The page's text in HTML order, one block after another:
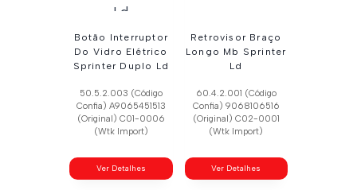
Botão Interruptor
Do Vidro Elétrico
Sprinter Duplo Ld
50.5.2.003 (Código
Confia) A9065451513
(Original) C01-0006
(Wtk Import)
Ver Detalhes
Retrovisor Braço
Longo Mb Sprinter
Ld
60.4.2.001 (Código
Confia) 9068106516
(Original) C02-0001
(Wtk Import)
Ver Detalhes